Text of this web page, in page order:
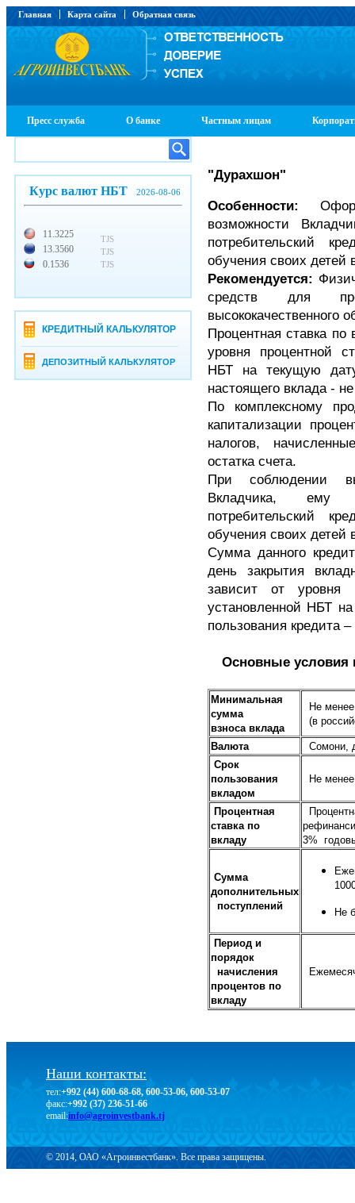
Главная Карта сайта Обратная связь
Пресс служба О банке Частным лицам
Курс валют НБТ 2026-08-06
11.3225
13.3560
0.1536
TJS
TJS
TJS
КРЕДИТНЫЙ КАЛЬКУЛЯТОР
ДЕПОЗИТНЫЙ КАЛЬКУЛЯТОР
"Дурахшон"
Особенности:
возможности
потребительский
обучения своих
Рекомендуется:
средств для
высококачественного
Процентная ставка
уровня процентной
НБТ на текущую
настоящего вклада -
По комплексному
капитализации
налогов,
остатка счета.
При соблюдении
Вкладчика, ему
потребительский
обучения своих
Сумма данного
день закрытия
зависит от уровня
установленной НБТ
пользования кредита
Основные условия
Минимальная
сумма
взноса вклада
Не
(в
Валюта
Сомони,
Срок
пользования
вкладом
Не
Процентная
ставка по
вкладу
3%
Сумма
дополнительных
поступлений
Не
Период и
порядок
начисления
процентов по
вкладу
Наши контакты:
тел:+992 (44) 600-68-68, 600-53-06, 600-53-07
факс:+992 (37) 236-51-66
email:info@agroinvestbank.tj
© 2014, ОАО «Агроинвестбанк». Все права защищены.